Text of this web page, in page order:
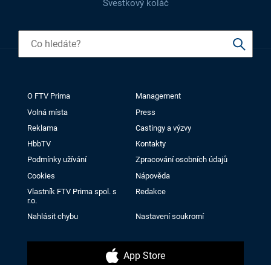
Švestkový koláč
O FTV Prima
Management
Volná místa
Press
Reklama
Castingy a výzvy
HbbTV
Kontakty
Podmínky užívání
Zpracování osobních údajů
Cookies
Nápověda
Vlastník FTV Prima spol. s
r.o.
Redakce
Nahlásit chybu Nastavení soukromí
App Store